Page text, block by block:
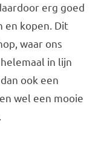
erg goed
en kopen. Dit
waar ons
in lijn
ook een
wel een mooie